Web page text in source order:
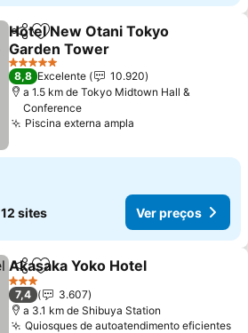
PartilharAdicionar aos favoritos
Hotel New Otani Tokyo
Garden Tower
5 Estrelas
8,8 Excelente
10.920
a 1.5 km de Tokyo Midtown Hall &
Conference
Piscina externa ampla
12 sites Ver preços
PartilharAdicionar aos favoritos
Akasaka Yoko Hotel
3 Estrelas
7,4
3.607
a 3.1 km de Shibuya Station
Quiosques de autoatendimento eficientes